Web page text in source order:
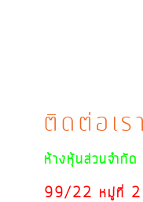
ติดต่อเรา
ห้างหุ้นส่วนจำกั
99/22 หมู่ที่ 2 ห